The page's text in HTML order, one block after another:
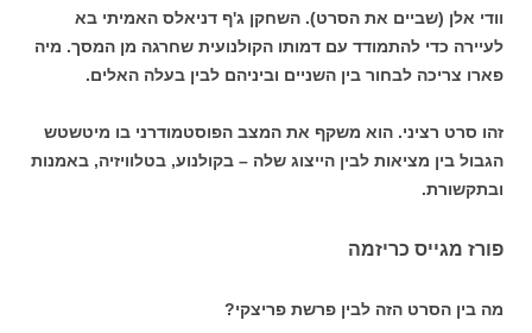
וודי אלן (שביים את הסרט). השחקן ג'ף דניאלס האמיתי בא
לעיירה כדי להתמודד עם דמותו הקולנועית שחרגה מן המסך. מיה
פארו צריכה לבחור בין השניים וביניהם לבין בעלה האלים.
זהו סרט רציני. הוא משקף את המצב הפוסטמודרני בו מיטשטש
הגבול בין מציאות לבין הייצוג שלה – בקולנוע, בטלוויזיה, באמנות
ובתקשורת.
פורז מגייס כריזמה
מה בין הסרט הזה לבין פרשת פריצקי?